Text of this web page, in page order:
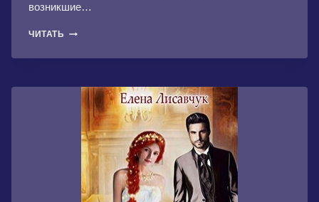
возникшие…
ЧИТАТЬ НИТЬ